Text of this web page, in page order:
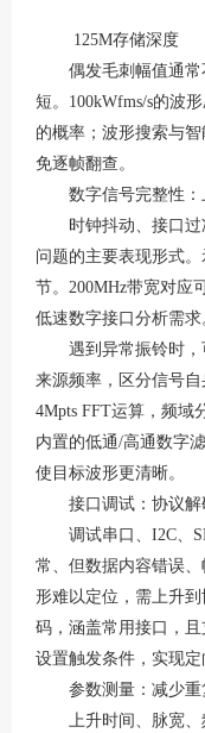
125M存储深度
偶发毛刺幅值通
短。 100kWfms/s的波
的概率；波形搜索与
免逐帧翻查。
数字信号完整性
时钟抖动、接口
问题的主要表现形式
节。 200MHz带宽对应
低速数字接口分析需求
遇到异常振铃时，
来源频率，区分信号
4Mpts FFT运算，频域
内置的低通/高通数字
使目标波形更清晰。
接口调试：协议
调试串口、 I2C、
常、但数据内容错误
形难以定位，需上升
码，涵盖常用接口，
设置触发条件，实现定
参数测量：减少
上升时间、脉宽